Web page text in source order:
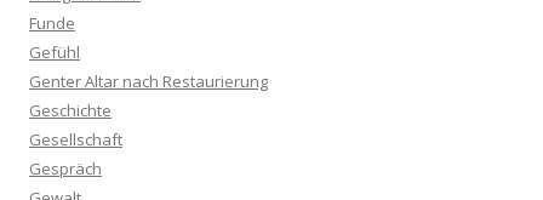
Funde
Gefühl
Genter Altar nach Restaurierung
Geschichte
Gesellschaft
Gespräch